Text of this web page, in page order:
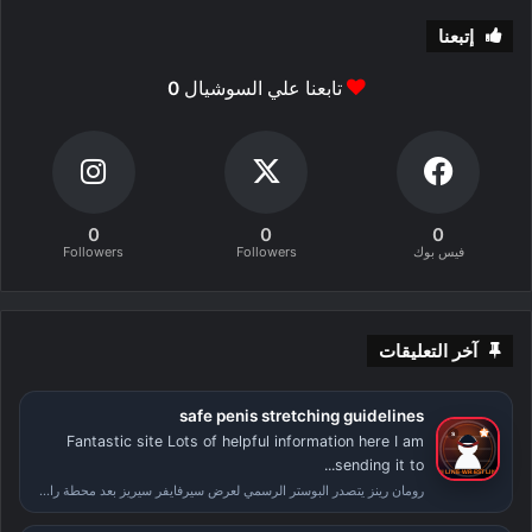
إتبعنا
تابعنا علي السوشيال0
0
فيس بوك
0
Followers
0
Followers
آخر التعليقات
safe penis stretching guidelines
Fantastic site Lots of helpful information here I am
sending it to...
رومان رينز يتصدر البوستر الرسمي لعرض سيرفايفر سيريز بعد محطة راسلمينيا